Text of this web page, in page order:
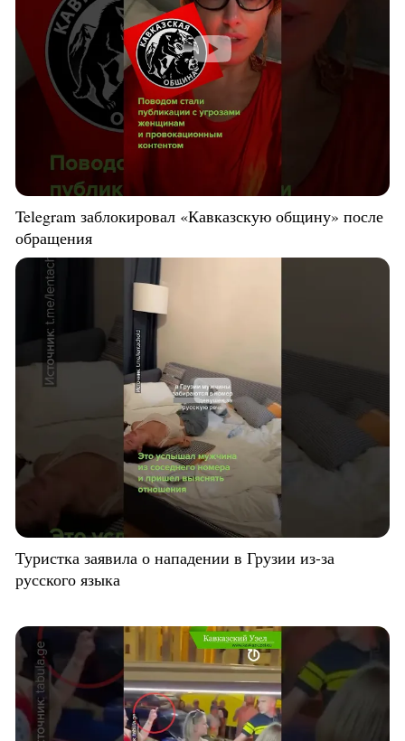
Telegram заблокировал «Кавказскую общину» после
обращения
Туристка заявила о нападении в Грузии из-за
русского языка